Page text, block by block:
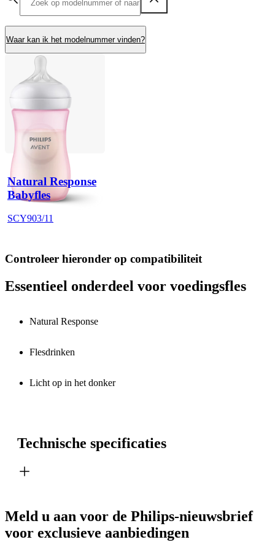
Waar kan ik het modelnummer vinden?
Natural Response
Babyfles
SCY903/11
Controleer hieronder op compatibiliteit
Essentieel onderdeel voor voedingsfles
Natural Response
Flesdrinken
Licht op in het donker
Technische specificaties
Meld u aan voor de Philips-nieuwsbrief
voor exclusieve aanbiedingen